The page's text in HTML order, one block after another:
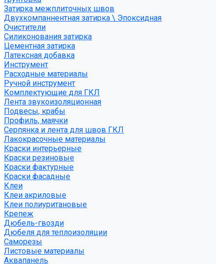
Затирка межплиточных швов
Двухкомпаннентная затирка \ Эпоксидная
Очистители
Силиконования затирка
Цементная затирка
Латексная добавка
Инструмент
Расходные материалы
Ручной инструмент
Комплектующие для ГКЛ
Лента звукоизоляционная
Подвесы, крабы
Профиль, маячки
Серпянка и лента для швов ГКЛ
Лакокрасочные материалы
Краски интерьерные
Краски резиновые
Краски фактурные
Краски фасадные
Клеи
Клеи акриловые
Клеи полиуритановые
Крепеж
Дюбель-гвозди
Дюбеля для теплоизоляции
Саморезы
Листовые материалы
Аквапанель